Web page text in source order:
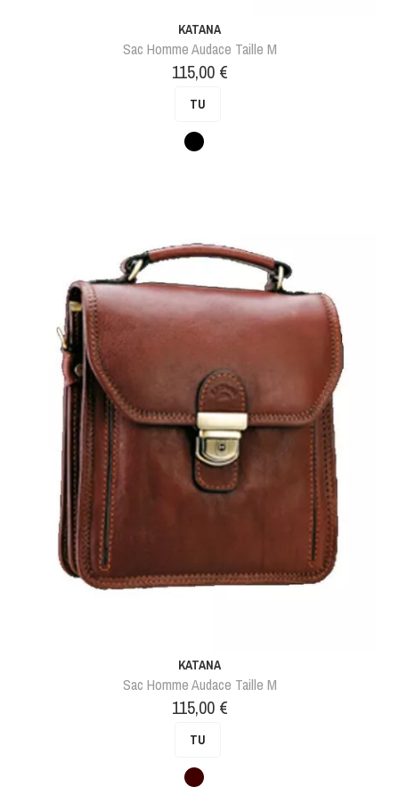
KATANA
Sac Homme Audace Taille M
Prix
115,00 €
TU
Noir
KATANA
Sac Homme Audace Taille M
Prix
115,00 €
TU
Marron